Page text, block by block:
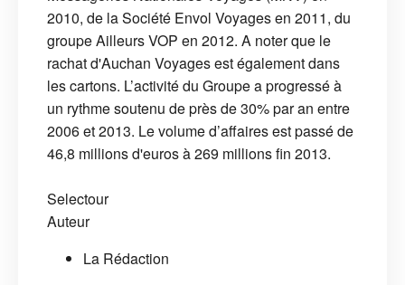
2010, de la Société Envol Voyages en 2011, du
groupe Ailleurs VOP en 2012. A noter que le
rachat d'Auchan Voyages est également dans
les cartons. L’activité du Groupe a progressé à
un rythme soutenu de près de 30% par an entre
2006 et 2013. Le volume d’affaires est passé de
46,8 millions d'euros à 269 millions fin 2013.
Selectour
Auteur
La Rédaction